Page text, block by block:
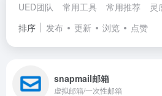
UED团队 常用工具 常用推荐 灵
排序
发布 更新 浏览 点赞
snapmail邮箱
虚拟邮箱/一次性邮箱